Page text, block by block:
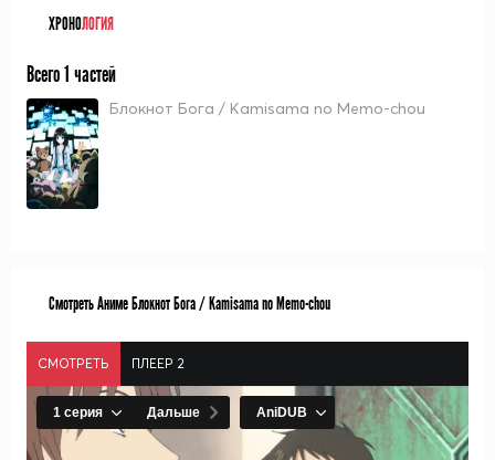
ХРОНОЛОГИЯ
Всего 1 частей
Блокнот Бога / Kamisama no Memo-chou
Смотреть Аниме Блокнот Бога / Kamisama no Memo-chou
СМОТРЕТЬ ПЛЕЕР 2